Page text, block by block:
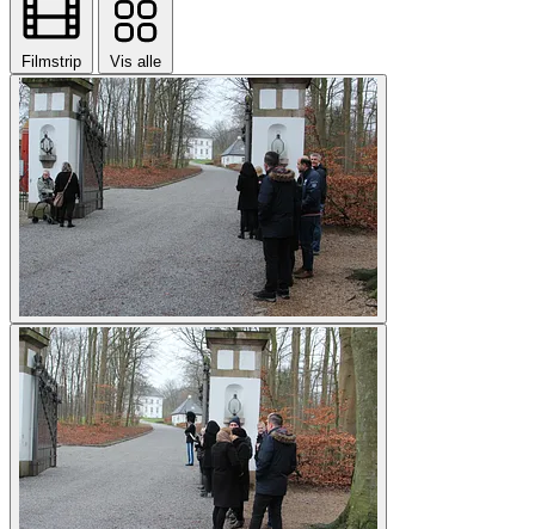
Filmstrip Vis alle